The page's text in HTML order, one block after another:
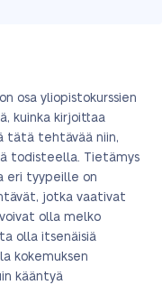
osa yliopistokurssien
kuinka kirjoittaa
tätä tehtävää niin,
todisteella. Tietämys
eri tyypeille on
jotka vaativat
olla melko
olla itsenäisiä
kokemuksen
kääntyä